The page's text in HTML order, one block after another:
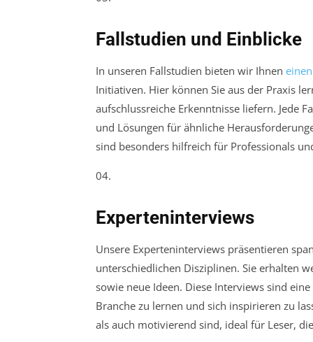
Fallstudien und Einblicke
In unseren Fallstudien bieten wir Ihnen einen
Initiativen. Hier können Sie aus der Praxis
aufschlussreiche Erkenntnisse liefern. Jede
und Lösungen für ähnliche
sind besonders hilfreich für Professionals
04.
Experteninterviews
Unsere Experteninterviews präsentieren
unterschiedlichen Disziplinen. Sie erhalten
sowie neue Ideen. Diese Interviews sind
Branche zu lernen und sich inspirieren zu
als auch motivierend sind, ideal für Leser,